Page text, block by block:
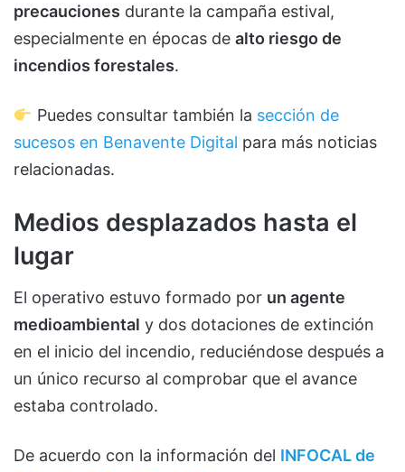
precauciones durante la campaña estival,
especialmente en épocas de alto riesgo de
incendios forestales.
Puedes consultar también la sección de
sucesos en Benavente Digital para más noticias
relacionadas.
Medios desplazados hasta el
lugar
El operativo estuvo formado por un agente
medioambiental y dos dotaciones de extinción
en el inicio del incendio, reduciéndose después a
un único recurso al comprobar que el avance
estaba controlado.
De acuerdo con la información del INFOCAL de